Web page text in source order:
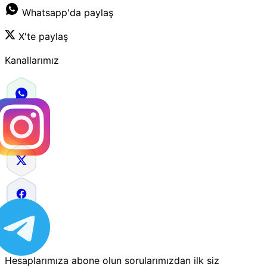
Whatsapp'da paylaş
X'te paylaş
Kanallarımız
Hesaplarımıza abone olun sorularımızdan ilk siz